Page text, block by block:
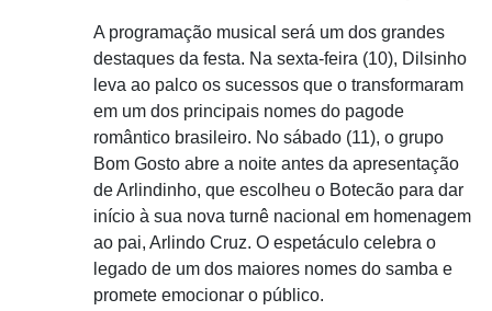
A programação musical será um dos grandes
destaques da festa. Na sexta-feira (10), Dilsinho
leva ao palco os sucessos que o transformaram
em um dos principais nomes do pagode
romântico brasileiro. No sábado (11), o grupo
Bom Gosto abre a noite antes da apresentação
de Arlindinho, que escolheu o Botecão para dar
início à sua nova turnê nacional em homenagem
ao pai, Arlindo Cruz. O espetáculo celebra o
legado de um dos maiores nomes do samba e
promete emocionar o público.